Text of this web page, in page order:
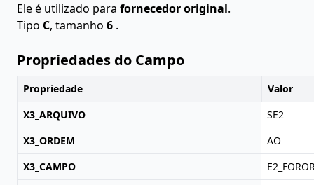
Ele é utilizado para fornecedor original.
Tipo C, tamanho 6 .
Propriedades do Campo
Propriedade
Valor
X3_ARQUIVO
SE2
X3_ORDEM
AO
X3_CAMPO